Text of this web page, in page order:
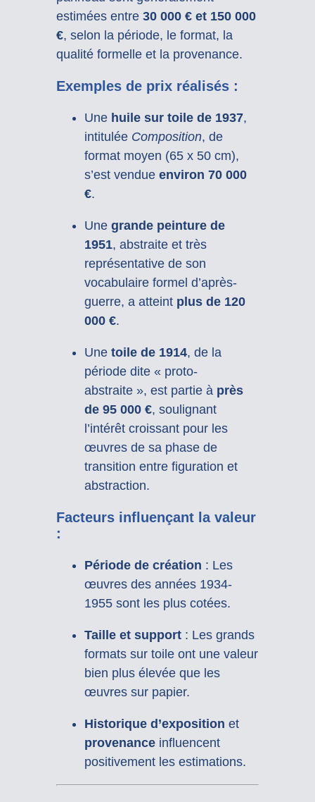
estimées entre 30 000 € et 150 000
€, selon la période, le format, la
qualité formelle et la provenance.
Exemples de prix réalisés :
Une huile sur toile de 1937,
intitulée Composition, de
format moyen (65 x 50 cm),
s’est vendue environ 70 000
€.
Une grande peinture de
1951, abstraite et très
représentative de son
vocabulaire formel d’après-
guerre, a atteint plus de 120
000 €.
Une toile de 1914, de la
période dite « proto-
abstraite », est partie à près
de 95 000 €, soulignant
l’intérêt croissant pour les
œuvres de sa phase de
transition entre figuration et
abstraction.
Facteurs influençant la valeur
:
Période de création : Les
œuvres des années 1934-
1955 sont les plus cotées.
Taille et support: Les grands
formats sur toile ont une valeur
bien plus élevée que les
œuvres sur papier.
Historique d’exposition et
provenanceinfluencent
positivement les estimations.